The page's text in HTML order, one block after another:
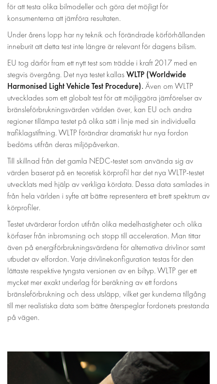
för att testa olika bilmodeller och göra det möjligt för
konsumenterna att jämföra resultaten.
Under årens lopp har ny teknik och förändrade körförhållanden
inneburit att detta test inte längre är relevant för dagens bilism.
EU tog därför fram ett nytt test som trädde i kraft 2017 med en
stegvis övergång. Det nya testet kallas WLTP (Worldwide
Harmonised Light Vehicle Test Procedure). Även om WLTP
utvecklades som ett globalt test för att möjliggöra jämförelser av
bränsleförbrukningsvärden världen över, kan EU och andra
regioner tillämpa testet på olika sätt i linje med sin individuella
trafiklagstiftning. WLTP förändrar dramatiskt hur nya fordon
bedöms utifrån deras miljöpåverkan.
Till skillnad från det gamla NEDC-testet som använda sig av
värden baserat på en teoretisk körprofil har det nya WLTP-testet
utvecklats med hjälp av verkliga kördata. Dessa data samlades in
från hela världen i syfte att bättre representera ett brett spektrum av
körprofiler.
Testet utvärderar fordon utifrån olika medelhastigheter och olika
körfaser från inbromsning och stopp till acceleration. Man tittar
även på energiförbrukningsvärdena för alternativa drivlinor samt
utbudet av elfordon. Varje drivlinekonfiguration testas för den
lättaste respektive tyngsta versionen av en biltyp. WLTP ger ett
mycket mer exakt underlag för beräkning av ett fordons
bränsleförbrukning och dess utsläpp, vilket ger kunderna tillgång
till mer realistiska data som bättre återspeglar fordonets prestanda
på vägen.